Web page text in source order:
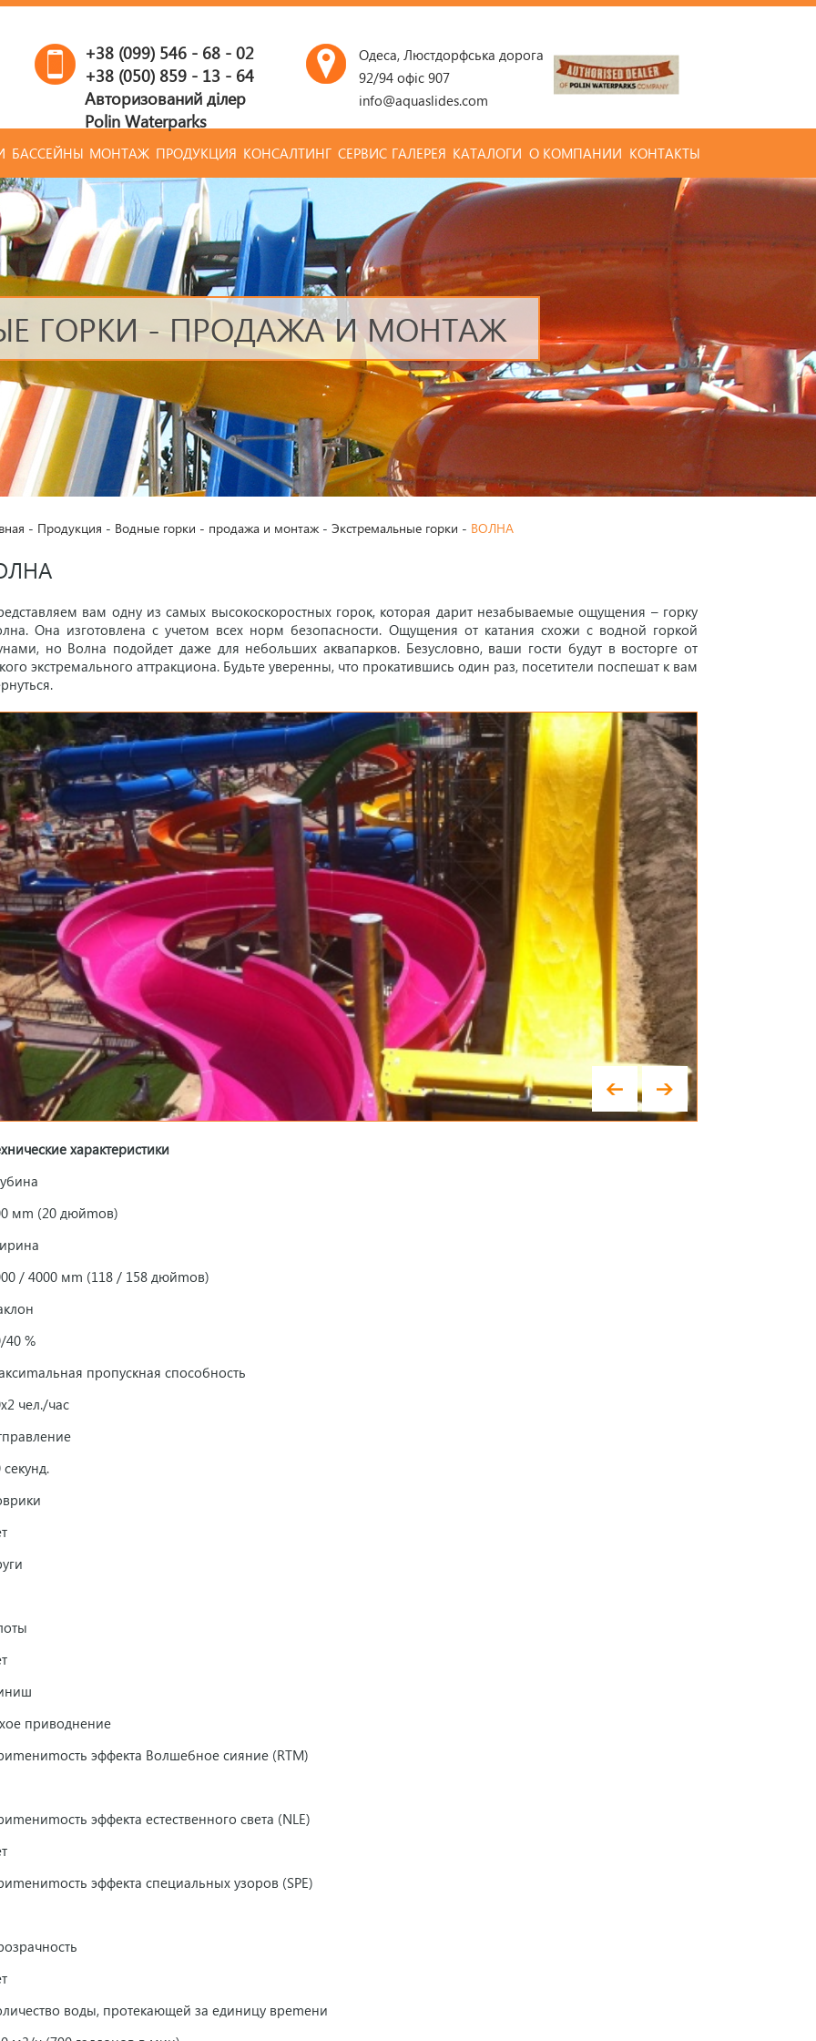
Одеса, Люстдорфська дорога
92/94 офіс 907
info@aquaslides.com
+38 (099) 546 - 68 - 02
+38 (050) 859 - 13 - 64
Авторизований ділер
Polin Waterparks
БАССЕЙНЫ МОНТАЖ ПРОДУКЦИЯ КОНСАЛТИНГ СЕРВИС ГАЛЕРЕЯ КАТАЛОГИ О КОМПАНИИ КОНТАКТЫ
ГОРКИ - ПРОДАЖА И МОНТАЖ
- Продукция - Водные горки - продажа и монтаж - Экстремальные горки - ВОЛНА
вам одну из самых высокоскоростных горок, которая дарит незабываемые ощущения – горку
Она изготовлена с учетом всех норм безопасности. Ощущения от катания схожи с водной горкой
но Волна подойдет даже для небольших аквапарков. Безусловно, ваши гости будут в восторге от
экстремального аттракциона. Будьте уверенны, что прокатившись один раз, посетители поспешат к вам
характеристики
мm (20 дюйmов)
/ 4000 мm (118 / 158 дюйmов)
40 %
пропускная способность
чел./час
секунд.
приводнение
эффекта Волшебное сияние (RTM)
эффекта естественного света (NLE)
эффекта специальных узоров (SPE)
воды, протекающей за единицу вреmени